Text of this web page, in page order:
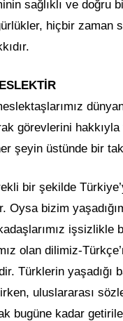
sağlıklı ve doğru
hiçbir zaman
görevlerini hakkıyla
şeyin üstünde bir
bir şekilde
Oysa bizim
olan dilimiz-
Türklerin yaşadığı
uluslararası
bugüne kadar